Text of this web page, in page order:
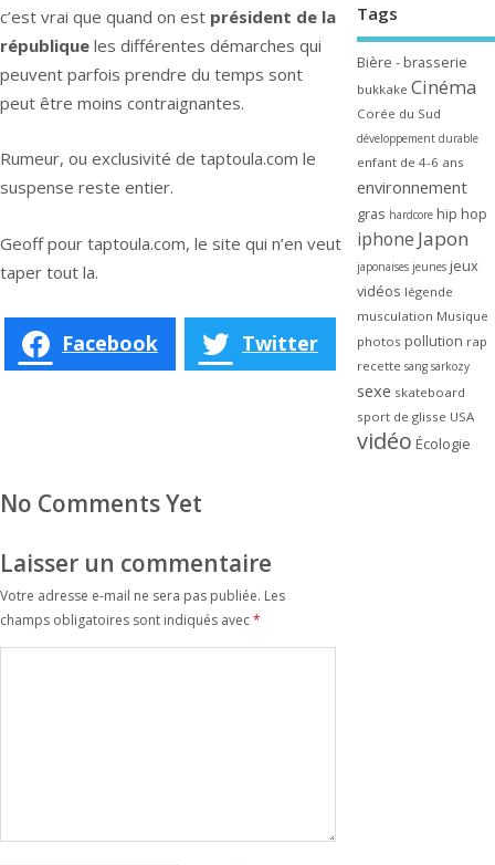
c’est vrai que quand on est président de la
république les différentes démarches qui
peuvent parfois prendre du temps sont
peut être moins contraignantes.
Rumeur, ou exclusivité de taptoula.com le
suspense reste entier.
Geoff pour taptoula.com, le site qui n’en veut
taper tout la.
Facebook Twitter
No Comments Yet
Laisser un commentaire
Votre adresse e-mail ne sera pas publiée. Les
champs obligatoires sont indiqués avec*
Tags
Bière - brasserie
bukkake Cinéma
Corée du Sud
développement durable
enfant de 4-6 ans
environnement
gras hardcore hip hop
iphone Japon
japonaises jeunes jeux
vidéos légende
musculation Musique
photos pollution rap
recette sang sarkozy
sexe skateboard
sport de glisse USA
vidéo Écologie